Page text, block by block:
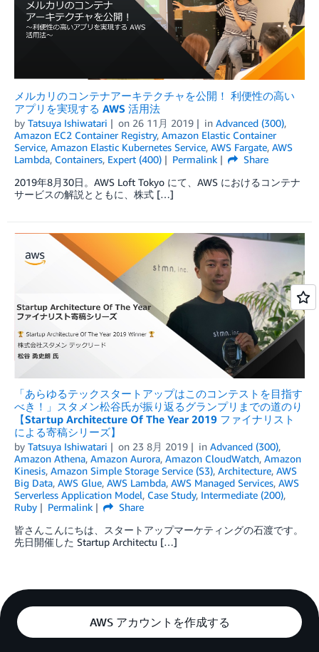
メルカリのコンテナアーキテクチャを公開！ 利便性の高い
アプリを実現する AWS 活用法
by Tatsuya Ishiwatari on 26 11月 2019 in Advanced (300),
Amazon EC2 Container Registry, Amazon Elastic Container
Service, Amazon Elastic Kubernetes Service, AWS Fargate, AWS
Lambda, Containers, Expert (400) Permalink
Share
2019年8月30日。AWS Loft Tokyo にて、AWS におけるコンテナ
サービスの解説とともに、株式 […]
「あらゆるテックスタートアップはこのコンテストを目指す
べき！」スタメン松谷氏が振り返るグランプリまでの道のり
【Startup Architecture Of The Year 2019 ファイナリスト
による寄稿シリーズ】
by Tatsuya Ishiwatari on 23 8月 2019 in Advanced (300),
Amazon Athena, Amazon Aurora, Amazon CloudWatch, Amazon
Kinesis, Amazon Simple Storage Service (S3), Architecture, AWS
Big Data, AWS Glue, AWS Lambda, AWS Managed Services, AWS
Serverless Application Model, Case Study, Intermediate (200),
Ruby
Permalink
Share
皆さんこんにちは、スタートアップマーケティングの石渡です。
先日開催した Startup Architectu […]
AWS アカウントを作成する